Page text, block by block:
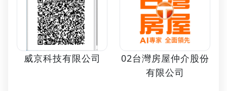
威京科技有限公司
02台灣房屋仲介股份
有限公司